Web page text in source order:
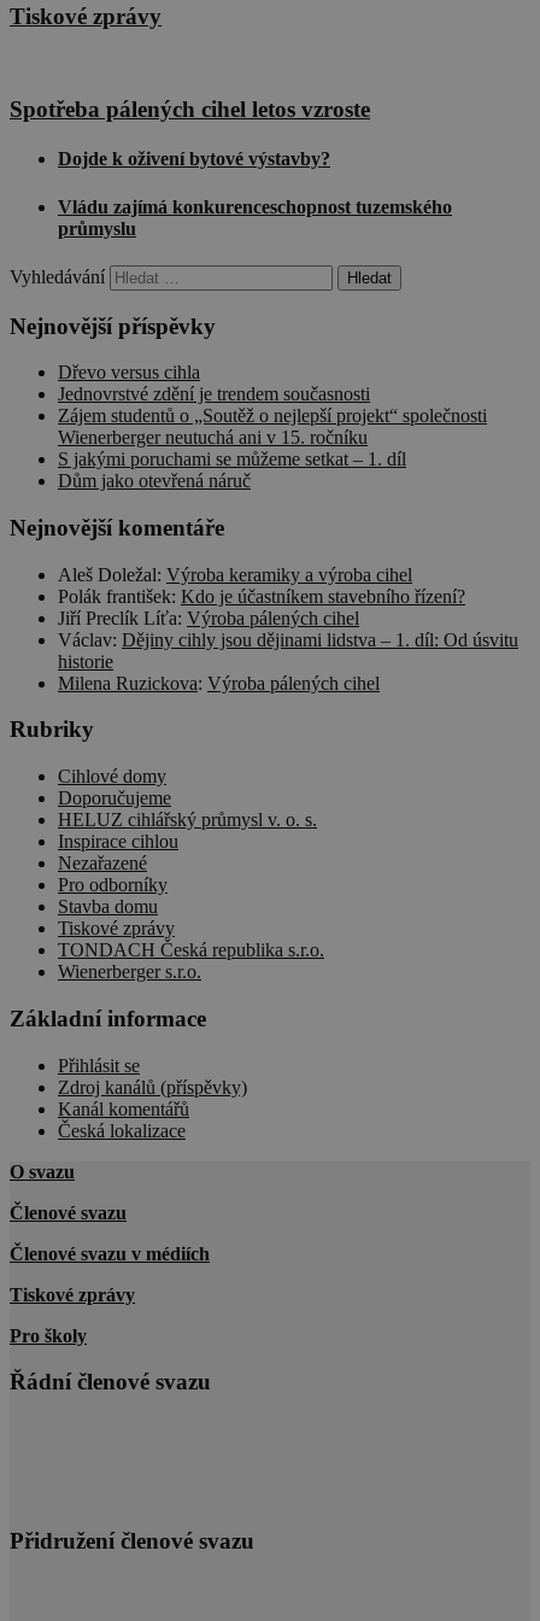
Tiskové zprávy
Spotřeba pálených cihel letos vzroste
Dojde k oživení bytové výstavby?
Vládu zajímá konkurenceschopnost tuzemského
průmyslu
Vyhledávání
Nejnovější příspěvky
Dřevo versus cihla
Jednovrstvé zdění je trendem současnosti
Zájem studentů o „Soutěž o nejlepší projekt“ společnosti
Wienerberger neutuchá ani v 15. ročníku
S jakými poruchami se můžeme setkat – 1. díl
Dům jako otevřená náruč
Nejnovější komentáře
Aleš Doležal: Výroba keramiky a výroba cihel
Polák františek: Kdo je účastníkem stavebního řízení?
Jiří Preclík Líťa: Výroba pálených cihel
Václav: Dějiny cihly jsou dějinami lidstva – 1. díl: Od úsvitu
historie
Milena Ruzickova: Výroba pálených cihel
Rubriky
Cihlové domy
Doporučujeme
HELUZ cihlářský průmysl v. o. s.
Inspirace cihlou
Nezařazené
Pro odborníky
Stavba domu
Tiskové zprávy
TONDACH Česká republika s.r.o.
Wienerberger s.r.o.
Základní informace
Přihlásit se
Zdroj kanálů (příspěvky)
Kanál komentářů
Česká lokalizace
O svazu
Členové svazu
Členové svazu v médiích
Tiskové zprávy
Pro školy
Řádní členové svazu
Přidružení členové svazu